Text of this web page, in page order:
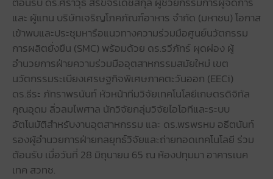
และ ผู้แทน บริษัทเจริญโภคภัณฑ์อาหาร จํากัด (มหาชน) โอกาส
เข้าพบและประชุมหารือแนวทางความร่วมมือศูนย์นวัตกรรม
การผลิตยั่งยืน (SMC) พร้อมด้วย ดร.รวีภัทร์ ผุดผ่อง ผู้
อำนวยการฝ่ายความร่วมมืออุตสาหกรรมสมัยใหม่ เขต
นวัตกรรมระเบียงเศรษฐกิจพิเศษภาคตะวันออก (EECi)
ดร.ธีระ ภัทราพรนันท์ หัวหน้าทีมวิจัยเทคโนโลยีเกษตรดิจิทัล
คุณอุดม ลิ่วลมไพศาล นักวิจัยกลุ่มวิจัยไอโอทีและระบบ
อัตโนมัติสำหรับงานอุตสาหกรรม และ ดร.พรพรหม อธีตนันท์
รองผู้อำนวยการฝ่ายกลยุทธ์วิจัยและถ่ายทอดเทคโนโลยี ร่วม
ต้อนรับ เมื่อวันที่ 28 มิถุนายน 65 ณ ห้องปทุมมา อาคารเนค
เทค สวทช.